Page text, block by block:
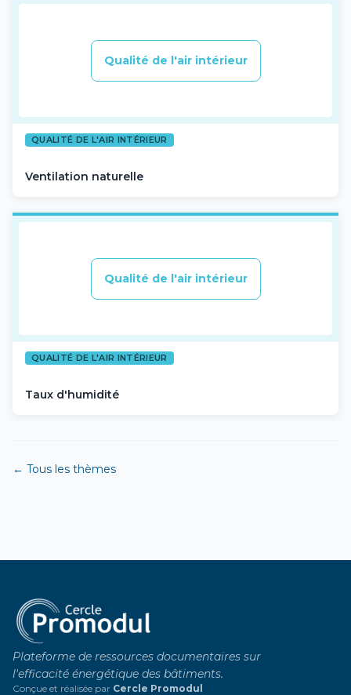
Qualité de l'air intérieur
QUALITÉ DE L'AIR INTÉRIEUR
Ventilation naturelle
Qualité de l'air intérieur
QUALITÉ DE L'AIR INTÉRIEUR
Taux d'humidité
← Tous les thèmes
Plateforme de ressources documentaires sur
l'efficacité énergétique des bâtiments.
Conçue et réalisée par Cercle Promodul